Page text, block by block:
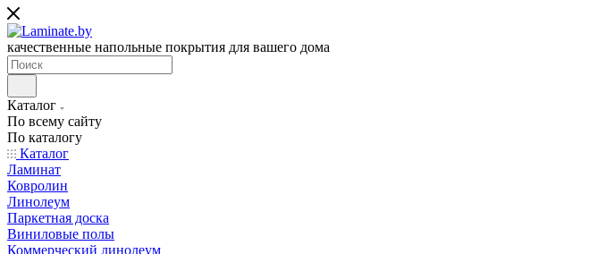
качественные напольные покрытия для вашего дома
Каталог
По всему сайту
По каталогу
Каталог
Ламинат
Ковролин
Линолеум
Паркетная доска
Виниловые полы
Коммерческий линолеум